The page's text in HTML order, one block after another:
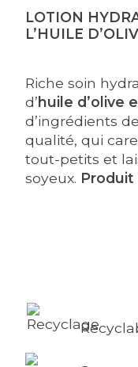
LOTION
L’HUILE
Riche soin
d’huile d’olive
d’ingrédients
qualité, qui
tout-petits et
soyeux.